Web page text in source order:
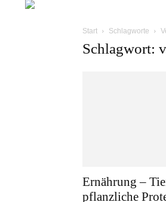
Start Schlagworte
Schlagwort:
Ernährung –
pflanzliche